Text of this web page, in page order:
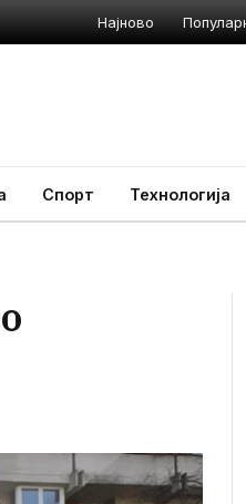
Најново
Спорт Технологија